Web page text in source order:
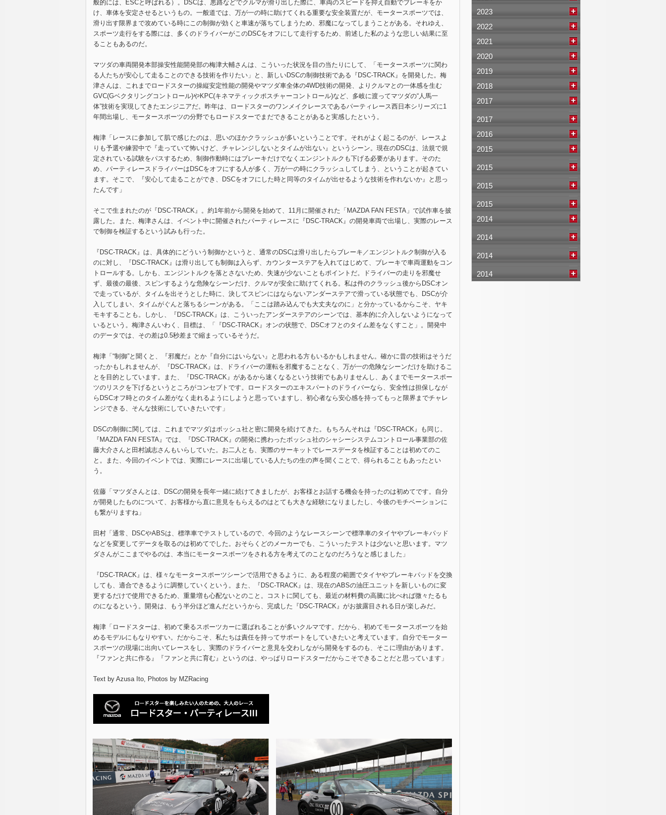
般的には、ESCと呼ばれる）。DSCは、悪路などでクルマが滑り出した際に、車両のスピードを抑え自動でブレーキをか
け、車体を安定させるというもの。一般道では、万が一の時に助けてくれる重要な安全装置だが、モータースポーツでは、
滑り出す限界まで攻めている時にこの制御が効くと車速が落ちてしまうため、邪魔になってしまうことがある。それゆえ、
スポーツ走行をする際には、多くのドライバーがこのDSCをオフにして走行するため、前述した私のような悲しい結果に至
ることもあるのだ。
マツダの車両開発本部操安性能開発部の梅津大輔さんは、こういった状況を目の当たりにして、「モータースポーツに関わ
る人たちが安心して走ることのできる技術を作りたい」と、新しいDSCの制御技術である『DSC-TRACK』を開発した。梅
津さんは、これまでロードスターの操縦安定性能の開発やマツダ車全体の4WD技術の開発、よりクルマとの一体感を生む
GVC(Gベクタリングコントロール)やKPC(キネマティックポスチャーコントロール)など、多岐に渡ってマツダの“人馬一
体”技術を実現してきたエンジニアだ。昨年は、ロードスターのワンメイクレースであるパーティレース西日本シリーズに1
年間出場し、モータースポーツの分野でもロードスターでまだできることがあると実感したという。
梅津「レースに参加して肌で感じたのは、思いのほかクラッシュが多いということです。それがよく起こるのが、レースよ
りも予選や練習中で『走っていて怖いけど、チャレンジしないとタイムが出ない』というシーン。現在のDSCは、法規で規
定されている試験をパスするため、制御作動時にはブレーキだけでなくエンジントルクも下げる必要があります。そのた
め、パーティレースドライバーはDSCをオフにする人が多く、万が一の時にクラッシュしてしまう、ということが起きてい
ます。そこで、『安心して走ることができ、DSCをオフにした時と同等のタイムが出せるような技術を作れないか』と思っ
たんです」
そこで生まれたのが『DSC-TRACK』。約1年前から開発を始めて、11月に開催された「MAZDA FAN FESTA」で試作車を披
露した。また、梅津さんは、イベント中に開催されたパーティレースに『DSC-TRACK』の開発車両で出場し、実際のレース
で制御を検証するという試みも行った。
『DSC-TRACK』は、具体的にどういう制御かというと、通常のDSCは滑り出したらブレーキ／エンジントルク制御が入る
のに対し、『DSC-TRACK』は滑り出しても制御は入らず、カウンターステアを入れてはじめて、ブレーキで車両運動をコン
トロールする。しかも、エンジントルクを落とさないため、失速が少ないこともポイントだ。ドライバーの走りを邪魔せ
ず、最後の最後、スピンするような危険なシーンだけ、クルマが安全に助けてくれる。私は件のクラッシュ後からDSCオン
で走っているが、タイムを出そうとした時に、決してスピンにはならないアンダーステアで滑っている状態でも、DSCが介
入してしまい、タイムがぐんと落ちるシーンがある。「ここは踏み込んでも大丈夫なのに」と分かっているからこそ、ヤキ
モキすることも。しかし、『DSC-TRACK』は、こういったアンダーステアのシーンでは、基本的に介入しないようになって
いるという。梅津さんいわく、目標は、「『DSC-TRACK』オンの状態で、DSCオフとのタイム差をなくすこと」。開発中
のデータでは、その差は0.5秒差まで縮まっているそうだ。
梅津「“制御”と聞くと、『邪魔だ』とか『自分にはいらない』と思われる方もいるかもしれません。確かに昔の技術はそうだ
ったかもしれませんが、『DSC-TRACK』は、ドライバーの運転を邪魔することなく、万が一の危険なシーンだけを助けるこ
とを目的としています。また、『DSC-TRACK』があるから速くなるという技術でもありませんし、あくまでモータースポー
ツのリスクを下げるというところがコンセプトです。ロードスターのエキスパートのドライバーなら、安全性は担保しなが
らDSCオフ時とのタイム差がなく走れるようにしようと思っていますし、初心者なら安心感を持ってもっと限界までチャレ
ンジできる、そんな技術にしていきたいです」
DSCの制御に関しては、これまでマツダはボッシュ社と密に開発を続けてきた。もちろんそれは『DSC-TRACK』も同じ。
『MAZDA FAN FESTA』では、『DSC-TRACK』の開発に携わったボッシュ社のシャシーシステムコントロール事業部の佐
藤大介さんと田村誠志さんもいらしていた。お二人とも、実際のサーキットでレースデータを検証することは初めてのこ
と。また、今回のイベントでは、実際にレースに出場している人たちの生の声を聞くことで、得られることもあったとい
う。
佐藤「マツダさんとは、DSCの開発を長年一緒に続けてきましたが、お客様とお話する機会を持ったのは初めてです。自分
が開発したものについて、お客様から直に意見をもらえるのはとても大きな経験になりましたし、今後のモチベーションに
も繋がりますね」
田村「通常、DSCやABSは、標準車でテストしているので、今回のようなレースシーンで標準車のタイヤやブレーキパッド
などを変更してデータを取るのは初めてでした。おそらくどのメーカーでも、こういったテストは少ないと思います。マツ
ダさんがここまでやるのは、本当にモータースポーツをされる方を考えてのことなのだろうなと感じました」
『DSC-TRACK』は、様々なモータースポーツシーンで活用できるように、ある程度の範囲でタイヤやブレーキパッドを交換
しても、適合できるように調整していくという。また、『DSC-TRACK』は、現在のABSの油圧ユニットを新しいものに変
更するだけで使用できるため、重量増も心配ないとのこと。コストに関しても、最近の材料費の高騰に比べれば微々たるも
のになるという。開発は、もう半分ほど進んだというから、完成した『DSC-TRACK』がお披露目される日が楽しみだ。
梅津「ロードスターは、初めて乗るスポーツカーに選ばれることが多いクルマです。だから、初めてモータースポーツを始
めるモデルにもなりやすい。だからこそ、私たちは責任を持ってサポートをしていきたいと考えています。自分でモーター
スポーツの現場に出向いてレースをし、実際のドライバーと意見を交わしながら開発をするのも、そこに理由があります。
『ファンと共に作る』『ファンと共に育む』というのは、やっぱりロードスターだからこそできることだと思っています」
Text by Azusa Ito, Photos by MZRacing
2023
2022
2021
2020
2019
2018
2017
2017
2016
2015
2015
2015
2015
2014
2014
2014
2014